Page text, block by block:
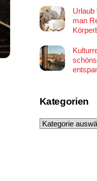
Urlaub
man
Kategorien
Kategorien